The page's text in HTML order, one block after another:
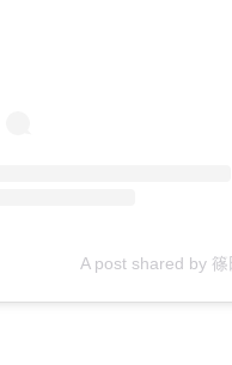
A post shared by